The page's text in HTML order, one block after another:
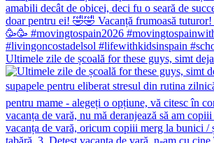
Ultimele zile de școală for these guys, simt deja